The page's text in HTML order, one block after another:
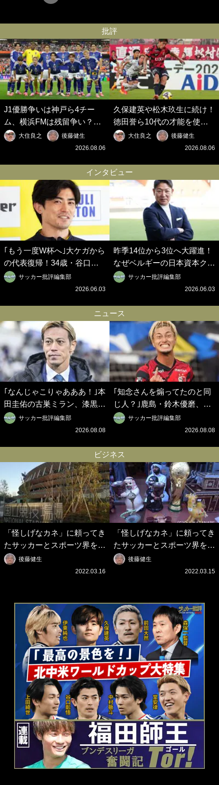
批評
J1優勝争いは神戸ら4チー
ム、横浜FMは残留争い？大
混戦のJ2はRB大宮に注目！
歴代最強の日本代表をJリー
の秋春制｣の大激論】(6)
大住良之
後藤健生
2026.08.06
久保建英や松木玖生に続け！
徳田誉ら10代の才能を使い
切れないJクラブの課題と、
｢0円欧州移籍｣撲滅への処方
春制｣の大激論】(5)
大住良之
後藤健生
2026.08.06
インタビュー
｢もう一度W杯へ｣大ケガから
の代表復帰！34歳・谷口彰
悟の奇跡を支えた日本資本の
ベルギークラブ、次なる野望
ロイデン立石敬之CEOの世
界戦略】(2)
サッカー批評編集部
2026.06.03
昨季14位から3位へ大躍進！
なぜベルギーの日本資本クラ
ブは創設102年目に歴史的快
挙を成し遂げられたのか？
之CEOの世界戦略】(1)
サッカー批評編集部
2026.06.03
ニュース
｢なんじゃこりゃあああ！｣本
田圭佑の古巣ミラン、漆黒×
蛍光レッドの超絶クールな新
サードユニに世界が熱狂｢サ
サッカー批評編集部
2026.08.08
｢知念さんを煽ってたのと同
じ人？｣鹿島・鈴木優磨、大
逆転勝利後の“超・優等生イ
ンタビュー”が話題！｢試合中
イケメンやな」
サッカー批評編集部
2026.08.08
ビジネス
「怪しげなカネ」に頼ってき
たサッカーとスポーツ界を待
つ未来(4)スポーツを「持続
可能」にする「真の投資」の
後藤健生
2022.03.16
「怪しげなカネ」に頼ってき
たサッカーとスポーツ界を待
つ未来(3)「ロシアン・マネ
ー」に続く中東の「オイルマ
後藤健生
2022.03.15